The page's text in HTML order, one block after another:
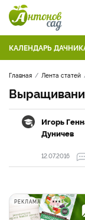
КАЛЕНДАРЬ
Главная Лента статей
Игорь
Дуничев
12.07.2016
РЕКЛАМА